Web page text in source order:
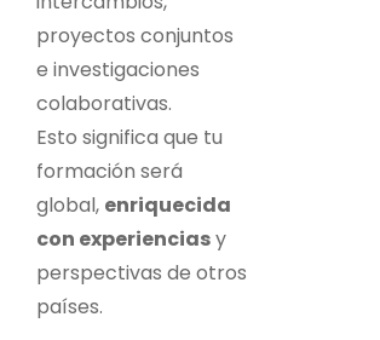
proyectos conjuntos
e investigaciones
colaborativas.
Esto significa que tu
formación será
global, enriquecida
con experienciasy
perspectivas de otros
países.